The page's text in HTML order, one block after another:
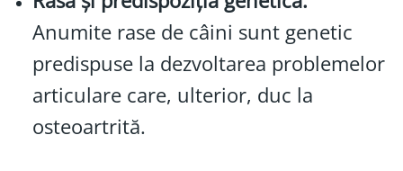
Anumite rase de câini sunt genetic
predispuse la dezvoltarea problemelor
articulare care, ulterior, duc la
osteoartrită.